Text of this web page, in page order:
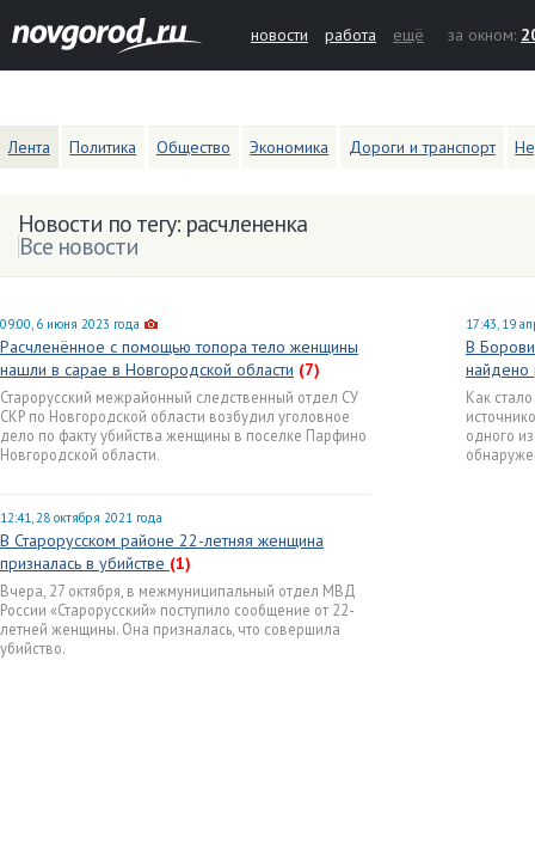
новости работа ещё за окном:
Лента Политика Общество Экономика Дороги и транспорт
Новости по тегу: расчлененка
Все новости
09:00, 6 июня 2023 года
Расчленённое с помощью топора тело женщины
нашли в сарае в Новгородской области (7)
Старорусский межрайонный следственный отдел СУ
СКР по Новгородской области возбудил уголовное
дело по факту убийства женщины в поселке Парфино
Новгородской области.
12:41, 28 октября 2021 года
В Старорусском районе 22-летняя женщина
призналась в убийстве (1)
Вчера, 27 октября, в межмуниципальный отдел МВД
России «Старорусский» поступило сообщение от 22-
летней женщины. Она призналась, что совершила
убийство.
17:43, 19
В
найдено
Как
одного